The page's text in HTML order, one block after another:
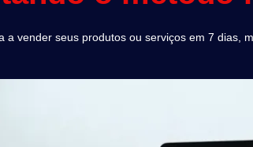
a vender seus produtos ou serviços em 7 dias,